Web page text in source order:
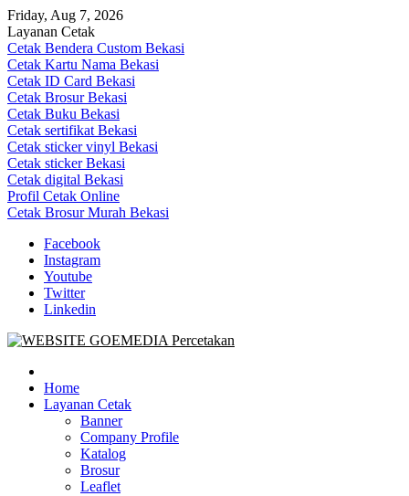
Skip
to
content
Friday, Aug 7, 2026
Layanan Cetak
Cetak Bendera Custom Bekasi
Cetak Kartu Nama Bekasi
Cetak ID Card Bekasi
Cetak Brosur Bekasi
Cetak Buku Bekasi
Cetak sertifikat Bekasi
Cetak sticker vinyl Bekasi
Cetak sticker Bekasi
Cetak digital Bekasi
Profil Cetak Online
Cetak Brosur Murah Bekasi
Facebook
Instagram
Youtube
Twitter
Linkedin
Goe Media Percetakan | 0822-4439-5599 (Call/WA)
0822-4439-5599 (Call/WA) Percetakan jasa cetak banner buku yasin
invoice kartu nama label map nota spanduk stiker undangan
pernikahan murah online 24 jam
Home
Layanan Cetak
Banner
Company Profile
Katalog
Brosur
Leaflet